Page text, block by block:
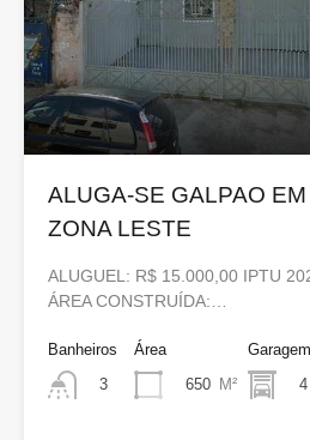
ALUGA-SE GALPAO
ZONA LESTE
ALUGUEL: R$ 15.000,00 IPTU
ÁREA CONSTRUÍDA:…
Banheiros
3
Área
650 M²
Garagem
4